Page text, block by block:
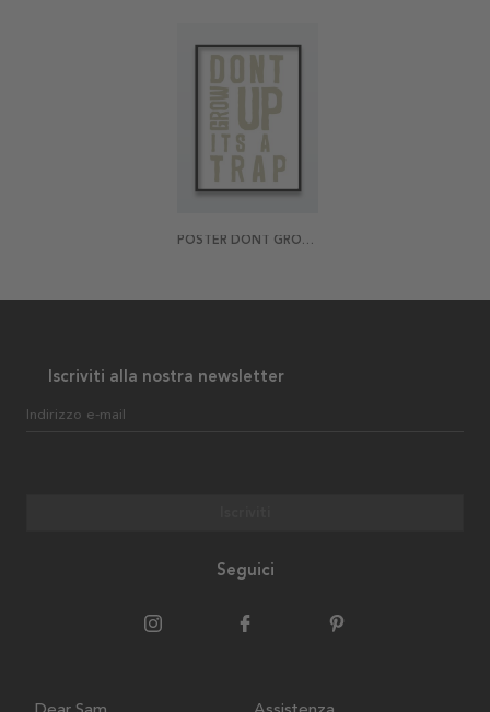
POSTER DONT GROW UP
Iscriviti alla nostra newsletter
Indirizzo e-mail
Seguici